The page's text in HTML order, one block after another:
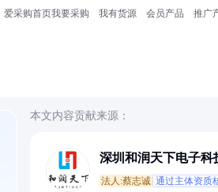
爱采购首页我要采购 我有货源 会员产品 推广
本文内容贡献来源：
深圳和润天下电子科
法人:蔡志诚 通过主体资质